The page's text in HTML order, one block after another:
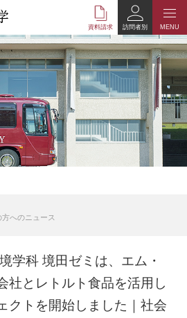
資料請求 MENU
訪問者別
へのニュース
学科 境田ゼミは、エム・
社とレトルト食品を活用し
クトを開始しました｜社会